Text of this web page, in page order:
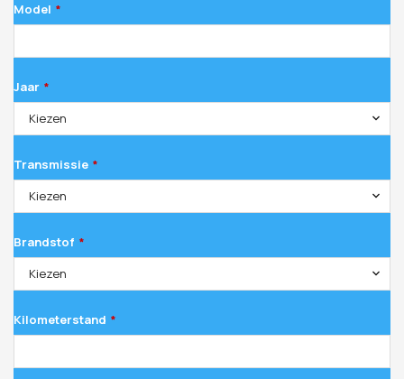
Model *
Jaar *
Kiezen
Transmissie *
Kiezen
Brandstof *
Kiezen
Kilometerstand *